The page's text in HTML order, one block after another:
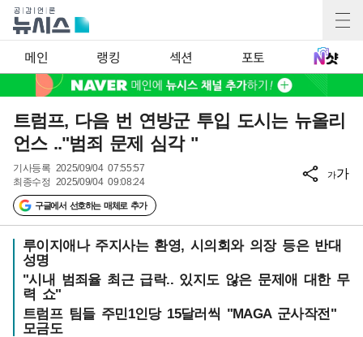
메인 랭킹 섹션 포토
트럼프, 다음 번 연방군 투입 도시는 뉴올리
언스 .."범죄 문제 심각 "
기사등록 2025/09/04 07:55:57
최종수정 2025/09/04 09:08:24
구글에서 선호하는 매체로 추가
가가
루이지애나 주지사는 환영, 시의회와 의장 등은 반대
성명
"시내 범죄율 최근 급락.. 있지도 않은 문제애 대한 무
력 쇼"
트럼프 팀들 주민1인당 15달러씩 "MAGA 군사작전"
모금도